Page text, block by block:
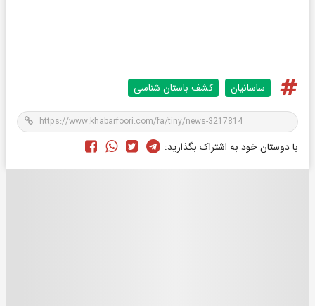
ساسانیان کشف باستان شناسی
با دوستان خود به اشتراک بگذارید: